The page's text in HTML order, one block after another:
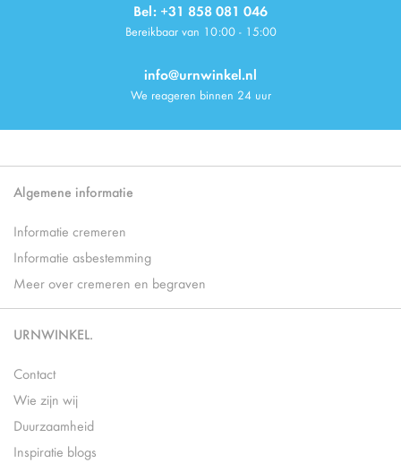
Bel: +31 858 081 046
Bereikbaar van 10:00 - 15:00
info@urnwinkel.nl
We reageren binnen 24 uur
Algemene informatie
Informatie cremeren
Informatie asbestemming
Meer over cremeren en begraven
URNWINKEL.
Contact
Wie zijn wij
Duurzaamheid
Inspiratie blogs